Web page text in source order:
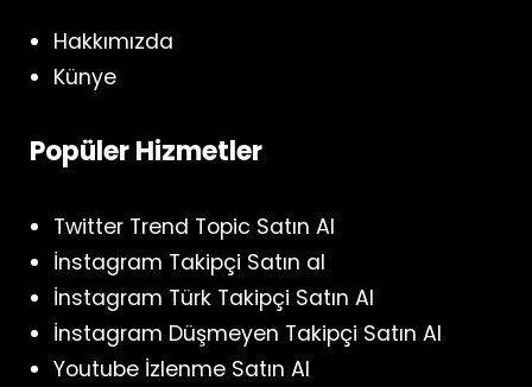
Hakkımızda
Künye
Popüler Hizmetler
Twitter Trend Topic Satın Al
İnstagram Takipçi Satın al
İnstagram Türk Takipçi Satın Al
İnstagram Düşmeyen Takipçi Satın Al
Youtube İzlenme Satın Al